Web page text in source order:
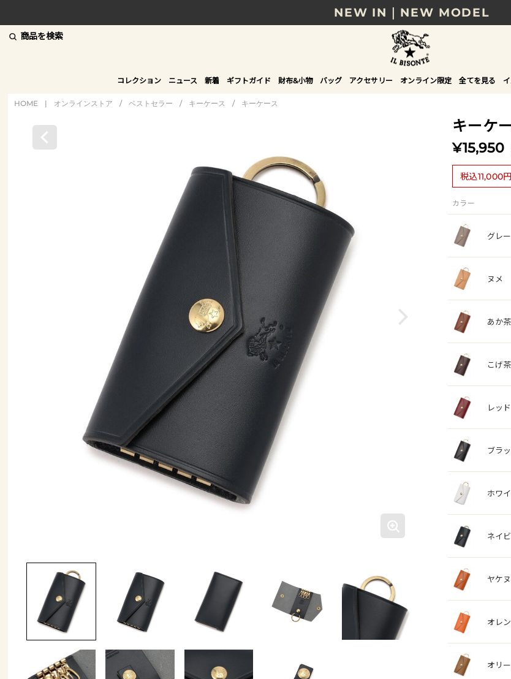
NEW IN｜NEW MODEL
8/17(月)10時まで｜税込11,000円以上で
贈る相手やシーンから選べる、新しいギフ
NEW IN｜COLOR LEATHER
商品を検索
コレクション ニュース 新着 ギフトガイド 財布&小物 バッグ アクセサリー オンライン限定 全てを見る
HOME | オンラインストア / ベストセラー / キーケース / キーケース
キーケ
¥15,950
税込11,000
カラー
グレー
ヌメ
あか茶
こげ茶
レッド
ブラ
ホワ
ネイ
ヤケ
オレ
オリ